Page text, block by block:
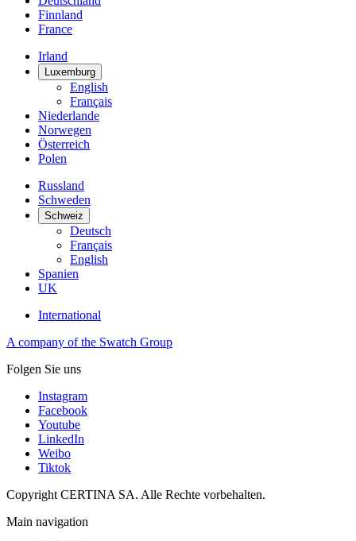
Finnland
France
Irland
Luxemburg
English
Français
Niederlande
Norwegen
Österreich
Polen
Russland
Schweden
Schweiz
Deutsch
Français
English
Spanien
UK
International
A company of the Swatch Group
Folgen Sie uns
Instagram
Facebook
Youtube
LinkedIn
Weibo
Tiktok
Copyright CERTINA SA. Alle Rechte vorbehalten.
Main navigation